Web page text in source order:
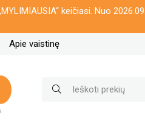
keičiasi. Nuo
Apie vaistinę